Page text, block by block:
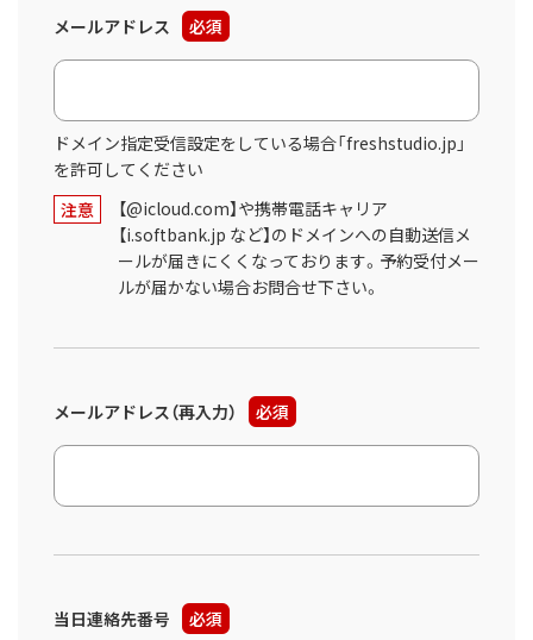
メールアドレス 必須
ドメイン指定受信設定をしている場合「freshstudio.jp」
を許可してください
注意
【@icloud.com】や携帯電話キャリア
【i.softbank.jp など】のドメインへの自動送信メ
ールが届きにくくなっております。予約受付メー
ルが届かない場合お問合せ下さい。
メールアドレス（再入力） 必須
当日連絡先番号 必須